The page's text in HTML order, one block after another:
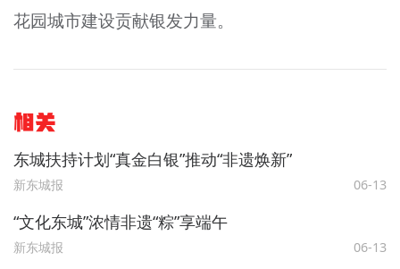
花园城市建设贡献银发力量。
相关
东城扶持计划“真金白银”推动“非遗焕新”
新东城报 06-13
“文化东城”浓情非遗“粽”享端午
新东城报 06-13